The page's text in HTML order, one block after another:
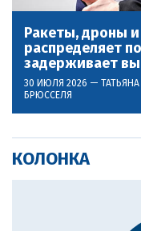
Ракеты, дроны
распределяет
задерживает
30 ИЮЛЯ 2026 —
БРЮССЕЛЯ
КОЛОНКА